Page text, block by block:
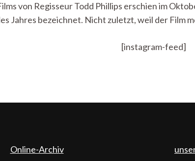
Der
Fall
von Regisseur Todd Phillips erschien im
Jahres bezeichnet. Nicht zuletzt, weil der Film
[instagram-feed]
Online-Archiv